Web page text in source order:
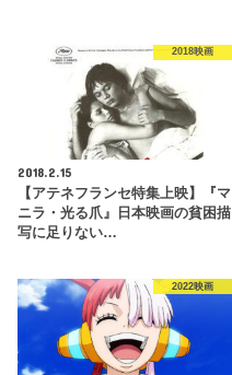
2018映画
2018.2.15
【アテネフランセ特集上映】『マ
ニラ・光る爪』日本映画の貧困描
写に足りない…
2022映画